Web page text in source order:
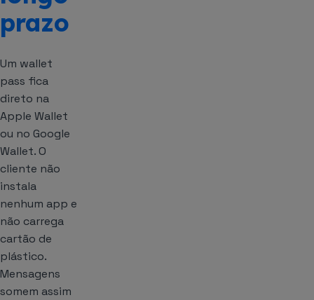
prazo
Um wallet
pass fica
direto na
Apple Wallet
ou no Google
Wallet. O
cliente não
instala
nenhum app e
não carrega
cartão de
plástico.
Mensagens
somem assim